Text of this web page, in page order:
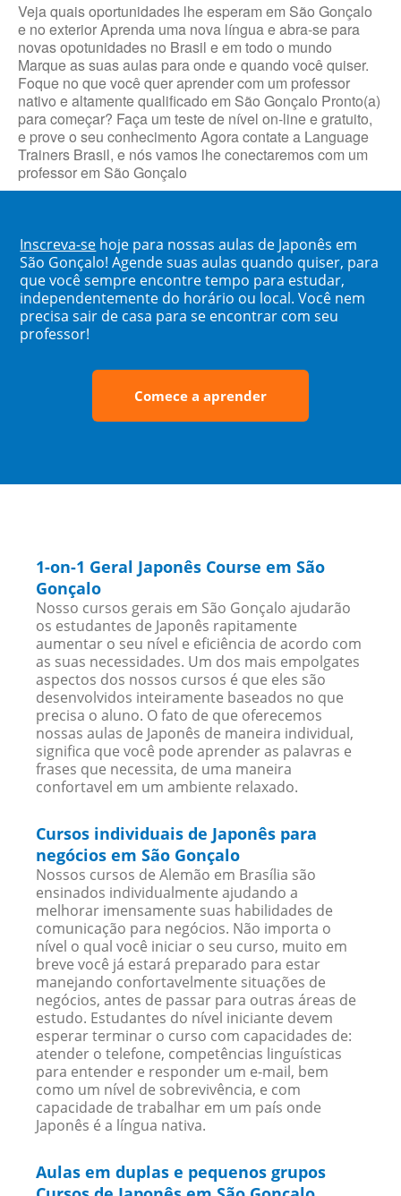
Veja quais oportunidades lhe esperam em São Gonçalo
e no exterior Aprenda uma nova língua e abra-se para
novas opotunidades no Brasil e em todo o mundo
Marque as suas aulas para onde e quando você quiser.
Foque no que você quer aprender com um professor
nativo e altamente qualificado em São Gonçalo Pronto(a)
para começar? Faça um teste de nível on-line e gratuito,
e prove o seu conhecimento Agora contate a Language
Trainers Brasil, e nós vamos lhe conectaremos com um
professor em São Gonçalo
Inscreva-se hoje para nossas aulas de Japonês em
São Gonçalo! Agende suas aulas quando quiser, para
que você sempre encontre tempo para estudar,
independentemente do horário ou local. Você nem
precisa sair de casa para se encontrar com seu
professor!
Comece a aprender
1-on-1 Geral Japonês Course em São
Gonçalo
Nosso cursos gerais em São Gonçalo ajudarão
os estudantes de Japonês rapitamente
aumentar o seu nível e eficiência de acordo com
as suas necessidades. Um dos mais empolgates
aspectos dos nossos cursos é que eles são
desenvolvidos inteiramente baseados no que
precisa o aluno. O fato de que oferecemos
nossas aulas de Japonês de maneira individual,
significa que você pode aprender as palavras e
frases que necessita, de uma maneira
confortavel em um ambiente relaxado.
Cursos individuais de Japonês para
negócios em São Gonçalo
Nossos cursos de Alemão em Brasília são
ensinados individualmente ajudando a
melhorar imensamente suas habilidades de
comunicação para negócios. Não importa o
nível o qual você iniciar o seu curso, muito em
breve você já estará preparado para estar
manejando confortavelmente situações de
negócios, antes de passar para outras áreas de
estudo. Estudantes do nível iniciante devem
esperar terminar o curso com capacidades de:
atender o telefone, competências linguísticas
para entender e responder um e-mail, bem
como um nível de sobrevivência, e com
capacidade de trabalhar em um país onde
Japonês é a língua nativa.
Aulas em duplas e pequenos grupos